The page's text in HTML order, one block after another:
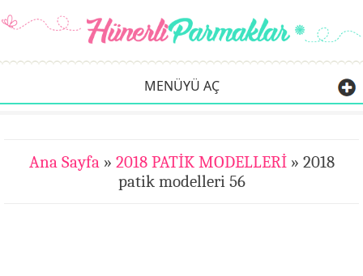
MENÜYÜ AÇ
Ana Sayfa» 2018 PATİK MODELLERİ» 2018
patik modelleri 56